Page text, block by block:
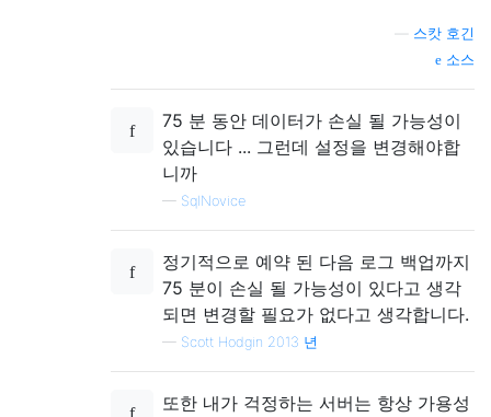
스캇 호긴
소스
75 분 동안 데이터가 손실 될 가능성이
있습니다 ... 그런데 설정을 변경해야합
니까
— SqlNovice
정기적으로 예약 된 다음 로그 백업까지
75 분이 손실 될 가능성이 있다고 생각
되면 변경할 필요가 없다고 생각합니다.
— Scott Hodgin 2013 년
또한 내가 걱정하는 서버는 항상 가용성